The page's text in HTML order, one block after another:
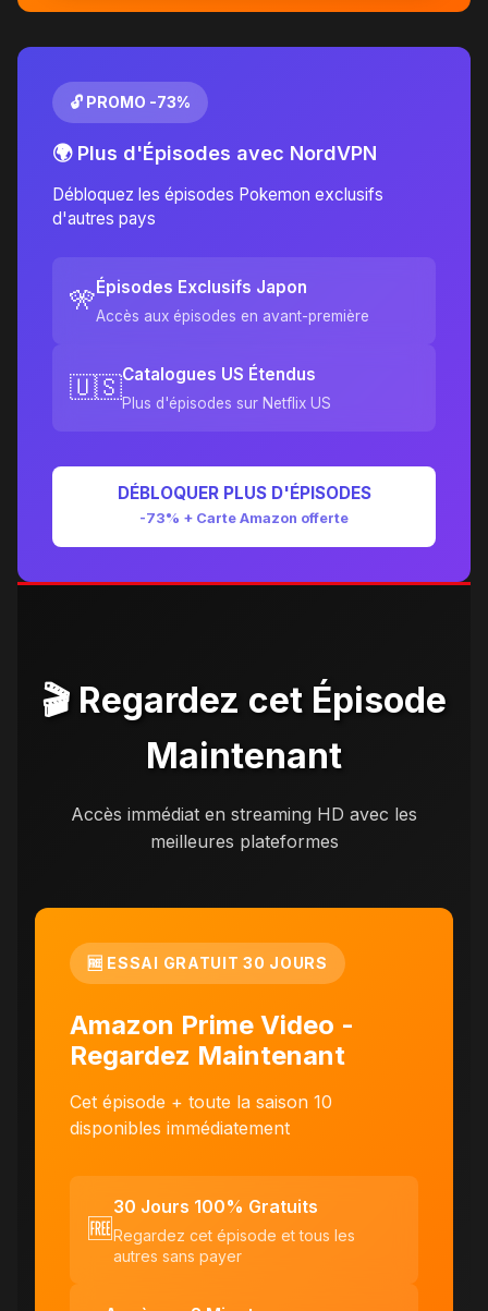
🔓 PROMO -73%
🌍 Plus d'Épisodes avec NordVPN
Débloquez les épisodes Pokemon exclusifs
d'autres pays
🎌Épisodes Exclusifs Japon
Accès aux épisodes en avant-première
🇺🇸Catalogues US Étendus
Plus d'épisodes sur Netflix US
DÉBLOQUER PLUS D'ÉPISODES
-73% + Carte Amazon offerte
🎬 Regardez cet Épisode
Maintenant
Accès immédiat en streaming HD avec les
meilleures plateformes
🆓 ESSAI GRATUIT 30 JOURS
Amazon Prime Video -
Regardez Maintenant
Cet épisode + toute la saison 10
disponibles immédiatement
🆓
30 Jours 100% Gratuits
Regardez cet épisode et tous les
autres sans payer